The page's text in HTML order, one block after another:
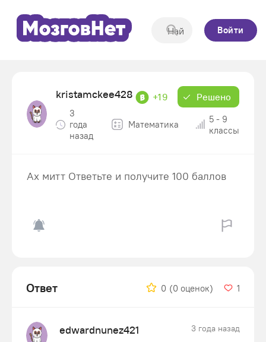
Войти
kristamckee428 +19 Решено
3
года
назад
Математика
5 - 9
классы
Ах митт Ответьте и получите 100 баллов
Ответ 0 (0 оценок) 1
edwardnunez421 3 года назад